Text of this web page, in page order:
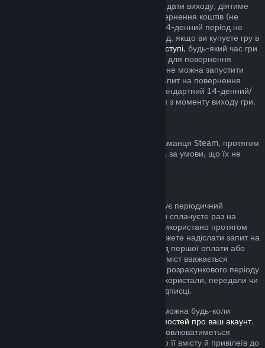
Якщо ви купуєте продукт у Steam раніше дати виходу, діятиме
двогодинне обмеження часу гри для повернення коштів (не
поширюється на бета-тестування), але 14-денний період не
почнеться раніше дати виходу. Наприклад, якщо ви купуєте гру в
пріоритетному доступі, будь-який час гри
зарахується до двогодинного обмеження для повернення
коштів. Якщо ви завчасно купили гру, яку не можна запустити
раніше дати виходу, ви можете подати запит на повернення
коштів у будь-який час до її випуску, а стандартний 14-денний/
двогодинний період застосовуватиметься з моменту виходу гри.
Ви можете повернути кошти, додані до гаманця Steam, протягом
чотирнадцяти днів з моменту переказу та за умови, що їх не
До деяких сервісів і вмісту Steam пропонує періодичний
(помісячний, порічний) доступ, за який ви сплачуєте раз на
період. Якщо поновлювану підписку не використано протягом
поточного розрахункового періоду, ви можете надіслати запит на
повернення коштів упродовж 48 годин від першої оплати або
будь-якого автоматичного поновлення. Вміст вважається
використаним, якщо протягом поточного розрахункового періоду
ви грали в будь-які ігри з підписки або використали, передали чи
змінили будь-які привілеї або знижки у підписці.
Зауважте, що будь-яку активну підписку можна будь-коли
сторінку відомостей про ваш акаунт.
Після скасування підписка більше не поновлюватиметься
автоматично, але ви збережете доступ до її вмісту й привілеїв до